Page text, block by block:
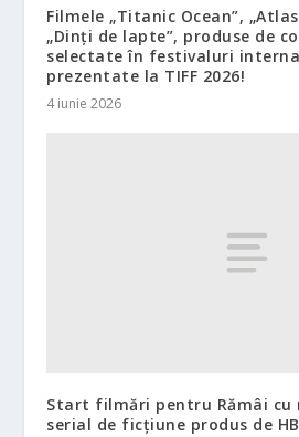
Filmele „Titanic Ocean”,
„Dinți de lapte”, produse de
selectate în festivaluri
prezentate la TIFF 2026!
4 iunie 2026
Start filmări pentru Rămâi cu
serial de ficţiune produs de